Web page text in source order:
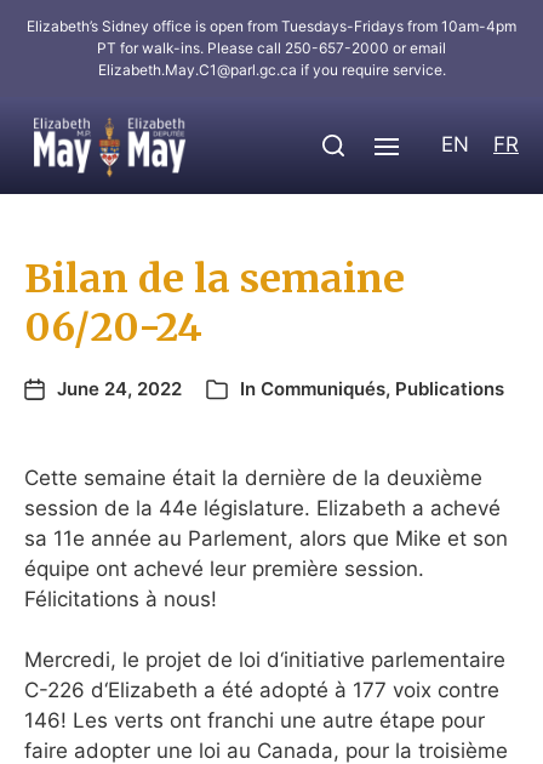
Elizabeth’s Sidney office is open from Tuesdays-Fridays from 10am-4pm
PT for walk-ins. Please call 250-657-2000 or email
Elizabeth.May.C1@parl.gc.ca if you require service.
EN FR
Bilan de la semaine
06/20-24
June 24, 2022 In Communiqués, Publications
Cette semaine était la dernière de la deuxième
session de la 44e législature. Elizabeth a achevé
sa 11e année au Parlement, alors que Mike et son
équipe ont achevé leur première session.
Félicitations à nous!
Mercredi, le projet de loi d‘initiative parlementaire
C-226 d‘Elizabeth a été adopté à 177 voix contre
146! Les verts ont franchi une autre étape pour
faire adopter une loi au Canada, pour la troisième